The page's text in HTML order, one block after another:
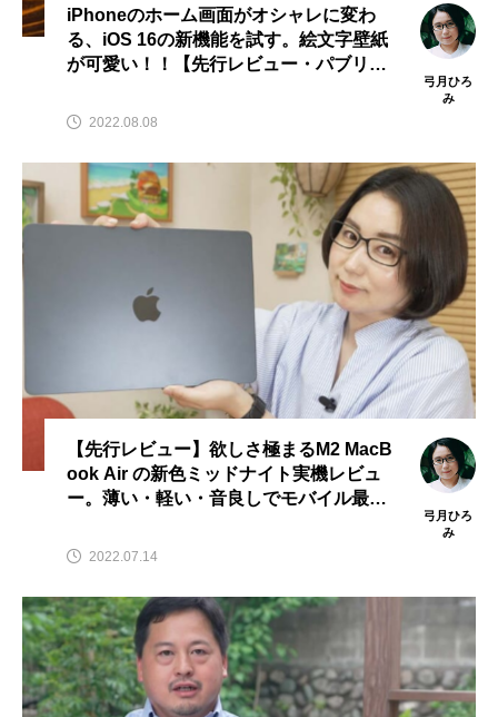
iPhoneのホーム画面がオシャレに変わ
る、iOS 16の新機能を試す。絵文字壁紙
が可愛い！！【先行レビュー・パブリッ
弓月ひろ
み
2022.08.08
【先行レビュー】欲しさ極まるM2 MacB
ook Air の新色ミッドナイト実機レビュ
ー。薄い・軽い・音良しでモバイル最強
弓月ひろ
み
2022.07.14